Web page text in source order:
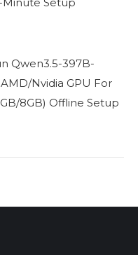
Qwen3.5-397B-
Nvidia GPU For
8GB) Offline Setup